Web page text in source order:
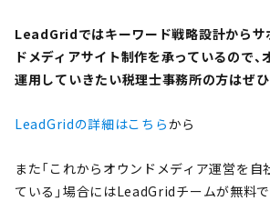
LeadGridではキーワード戦略設計からサ
ドメディアサイト制作を承っているので、
運用していきたい税理士事務所の方はぜひ
LeadGridの詳細はこちらから
また「これからオウンドメディア運営を自
ている」場合にはLeadGridチームが無料